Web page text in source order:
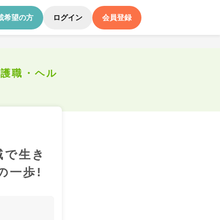
希望の方 ログイン 会員登録
職・ヘル
生き
一歩!